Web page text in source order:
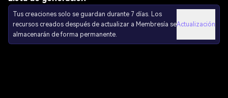
Tus creaciones solo se guardan durante 7 días. Los
recursos creados después de actualizar a Membresía se
almacenarán de forma permanente.
Actualización